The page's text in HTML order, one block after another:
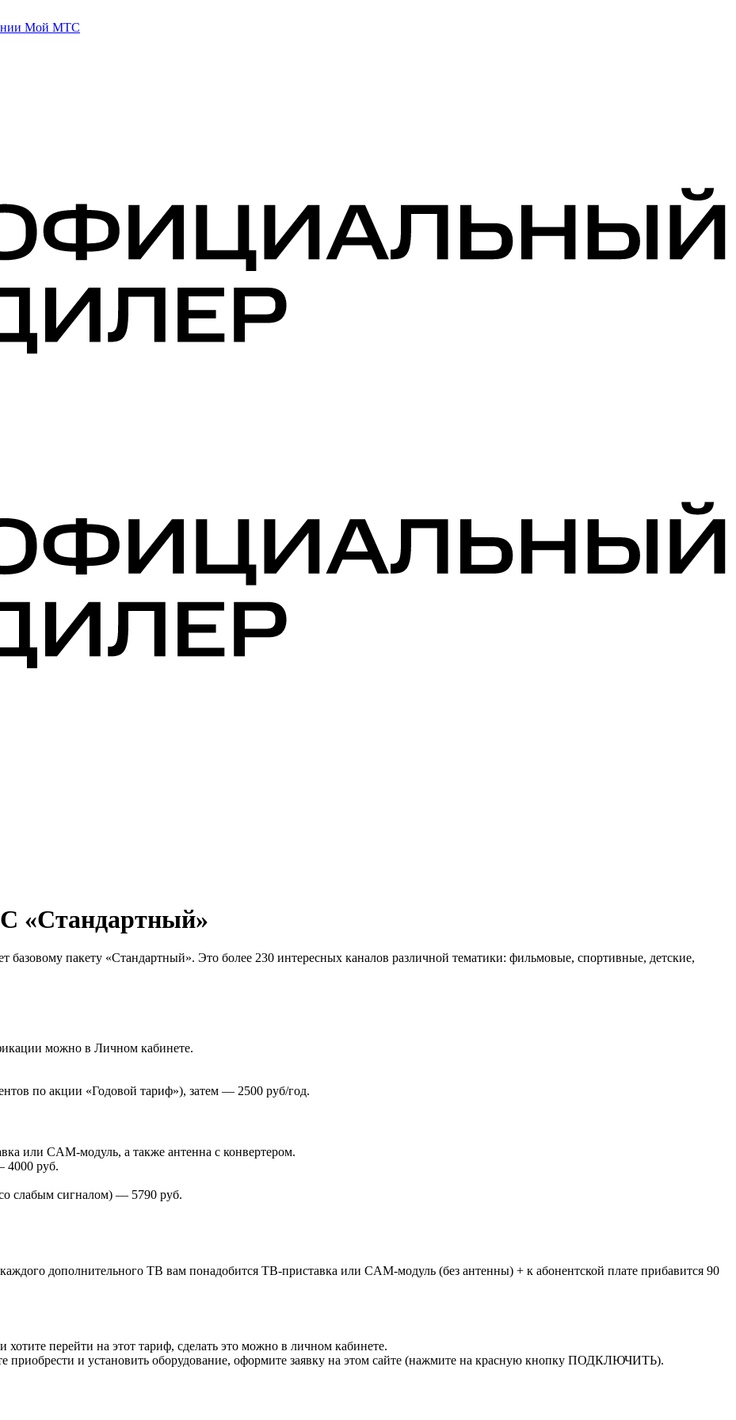
Мой МТС
«Стандартный»
пакету «Стандартный». Это более 230 интересных каналов различной тематики: фильмовые, спортивные, детские,
можно в Личном кабинете.
по акции «Годовой тариф»), затем — 2500 руб/год.
или CAM-модуль, а также антенна с конвертером.
4000 руб.
слабым сигналом) — 5790 руб.
дополнительного ТВ вам понадобится ТВ-приставка или CAM-модуль (без антенны) + к абонентской плате прибавится 90
перейти на этот тариф, сделать это можно в личном кабинете.
и установить оборудование, оформите заявку на этом сайте (нажмите на красную кнопку ПОДКЛЮЧИТЬ).